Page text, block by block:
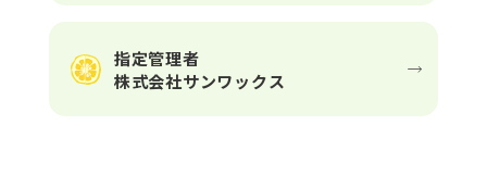
指定管理者
株式会社サンワックス